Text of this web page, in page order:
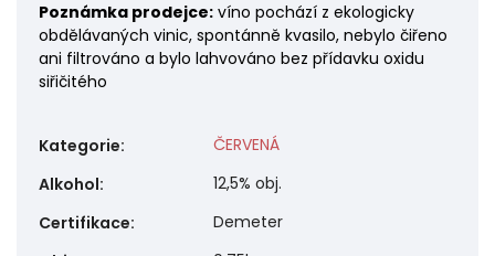
Poznámka prodejce: víno pochází z ekologicky
obdělávaných vinic, spontánně kvasilo, nebylo čiřeno
ani filtrováno a bylo lahvováno bez přídavku oxidu
siřičitého
Kategorie:
ČERVENÁ
Alkohol:
12,5% obj.
Certifikace:
Demeter